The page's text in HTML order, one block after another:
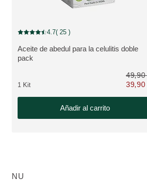
OFERTAS ESPECIALES, Descuento
VER PRODUCTO:
Aceite de abedul para la celulitis doble
pack
Puntuación: 4.7 / 5 estrellas 25 valoraciones
4.7( 25 )
1 Kit
39,90
Añadir al carrito
NU